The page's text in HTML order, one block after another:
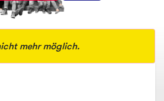
mehr möglich.